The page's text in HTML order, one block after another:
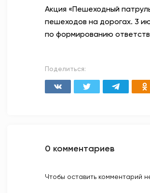
Акция «Пешеходный
пешеходов на дорогах. 3
по формированию
Поделиться:
0 комментариев
Чтобы оставить комментарий